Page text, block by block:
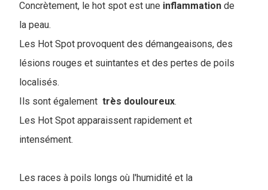
Concrètement, le hot spot est une inflammation de
la peau.
Les Hot Spot provoquent des démangeaisons, des
lésions rouges et suintantes et des pertes de poils
localisés.
Ils sont également très douloureux.
Les Hot Spot apparaissent rapidement et
intensément.
Les races à poils longs où l'humidité et la